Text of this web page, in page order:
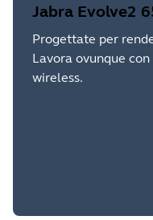
Jabra Evolve2
Progettate per
Lavora ovunque
wireless.